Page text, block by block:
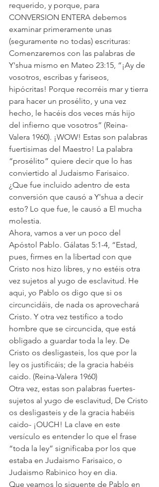
requerido, y porque, para
CONVERSION ENTERA debemos
examinar primeramente unas
(seguramente no todas) escrituras:
Comenzaremos con las palabras de
Y'shua mismo en Mateo 23:15, “¡Ay de
vosotros, escribas y fariseos,
hipócritas! Porque recorréis mar y tierra
para hacer un prosélito, y una vez
hecho, le hacéis dos veces más hijo
del infierno que vosotros” (Reina-
Valera 1960). ¡WOW! Estas son palabras
fuertisimas del Maestro! La palabra
“prosélito” quiere decir que lo has
conviertido al Judaismo Farisaico.
¿Que fue incluido adentro de esta
conversión que causó a Y'shua a decir
esto? Lo que fue, le causó a El mucha
molestia.
Ahora, vamos a ver un poco del
Apóstol Pablo. Gálatas 5:1-4, “Estad,
pues, firmes en la libertad con que
Cristo nos hizo libres, y no estéis otra
vez sujetos al yugo de esclavitud. He
aqui, yo Pablo os digo que si os
circuncidáis, de nada os aprovechará
Cristo. Y otra vez testifico a todo
hombre que se circuncida, que está
obligado a guardar toda la ley. De
Cristo os desligasteis, los que por la
ley os justificáis; de la gracia habéis
caido. (Reina-Valera 1960)
Otra vez, estas son palabras fuertes-
sujetos al yugo de esclavitud, De Cristo
os desligasteis y de la gracia habéis
caido- ¡OUCH! La clave en este
versículo es entender lo que el frase
“toda la ley” significaba por los que
estaba en Judaismo Farisaico, o
Judaismo Rabinico hoy en dia.
Que veamos lo siguente de Pablo en